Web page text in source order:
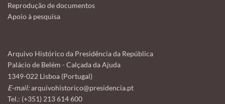
Reprodução de documentos
Apoio à pesquisa
Arquivo Histórico da Presidência da República
Palácio de Belém - Calçada da Ajuda
1349-022 Lisboa (Portugal)
E-mail:arquivohistorico@presidencia.pt
Tel.: (+351) 213 614 600